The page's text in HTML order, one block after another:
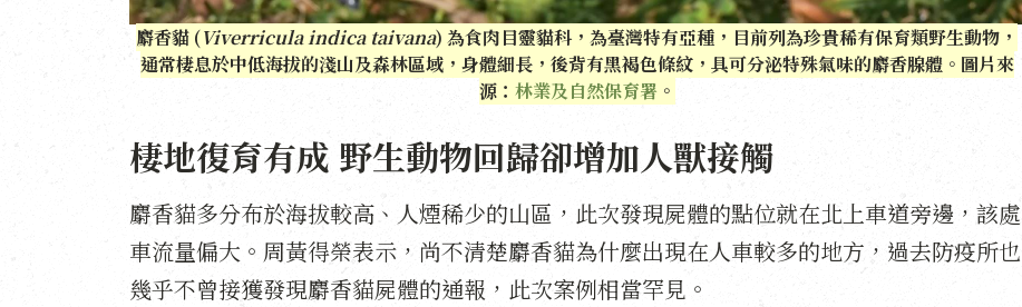
麝香貓 (Viverricula indica taivana) 為食肉目靈貓科，為臺灣特有亞種，目前列為珍貴稀有保育類野生動物，
通常棲息於中低海拔的淺山及森林區域，身體細長，後背有黑褐色條紋，具可分泌特殊氣味的麝香腺體。圖片來
源： 林業及自然保育署 。
棲地復育有成 野生動物回歸卻增加人獸接觸
麝香貓多分布於海拔較高、人煙稀少的山區，此次發現屍體的點位就在北上車道旁邊，該處
車流量偏大。周黃得榮表示，尚不清楚麝香貓為什麼出現在人車較多的地方，過去防疫所也
幾乎不曾接獲發現麝香貓屍體的通報，此次案例相當罕見。